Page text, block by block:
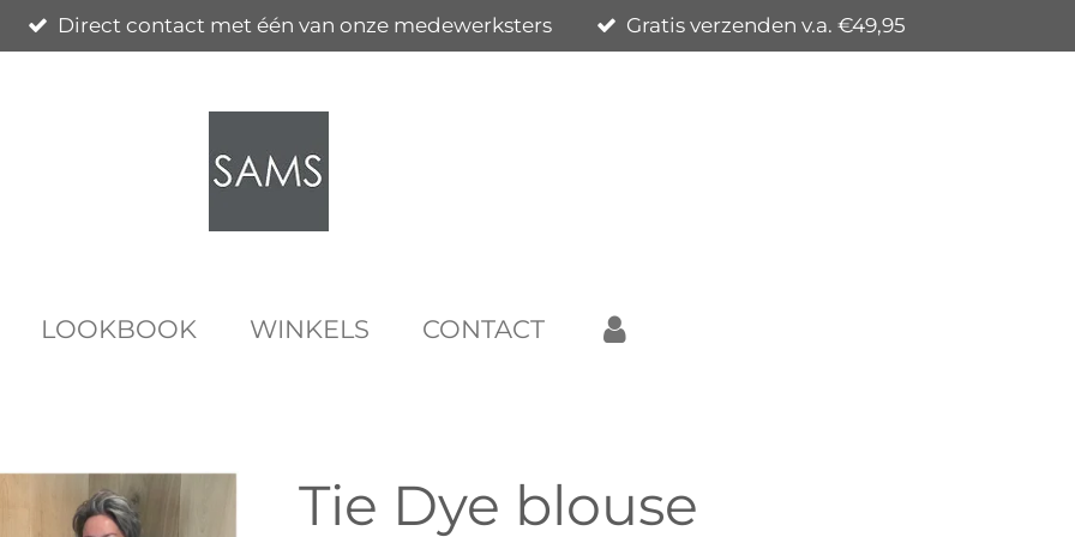
Direct contact met één van onze medewerksters Gratis verzenden v.a. €49,95
LOOKBOOK WINKELS CONTACT
Tie Dye blouse